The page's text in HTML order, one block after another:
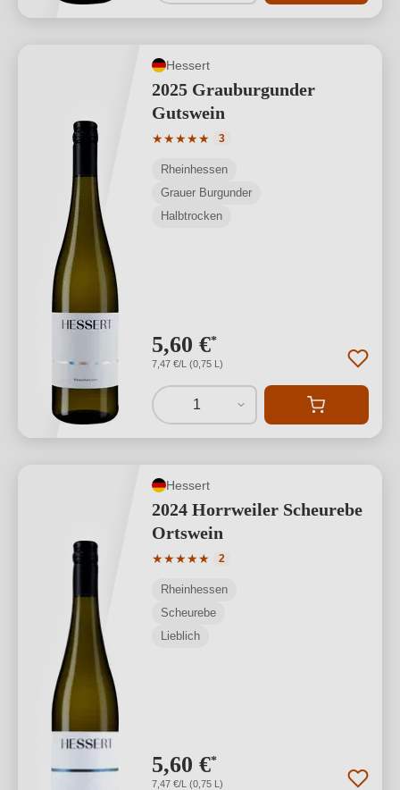
Hessert
2025 Grauburgunder
Gutswein
★★★★★
Durchschnittliche Bewertung von 5
3
Rheinhessen
Grauer Burgunder
Halbtrocken
5,60 €*
7,47 €/L (0,75 L)
1
Hessert
2024 Horrweiler Scheurebe
Ortswein
★★★★★
Durchschnittliche Bewertung von 5
2
Rheinhessen
Scheurebe
Lieblich
5,60 €*
7,47 €/L (0,75 L)